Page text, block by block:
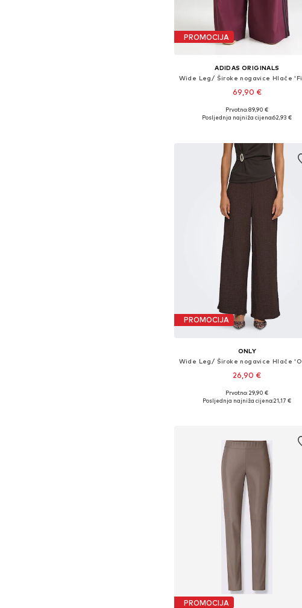
PROMOCIJA
ADIDAS ORIGINALS
69,90 €
+ 1
Dostupne veličine: 34, 36, 38, 40, 42
Prvotno: 89,90 €
Posljednja najniža cijena:62,93 €
PROMOCIJA
ONLY
26,90 €
Prvotno: 29,90 €
Posljednja najniža cijena:21,17 €
PROMOCIJA